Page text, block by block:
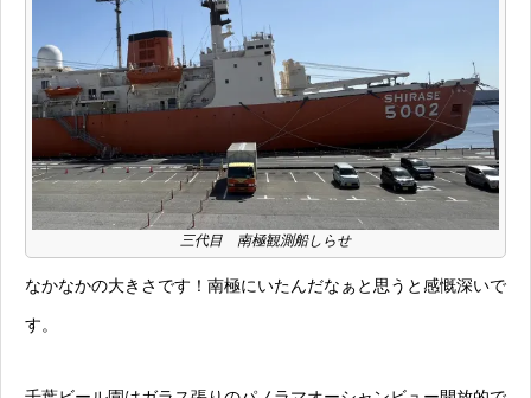
三代目 南極観測船しらせ
なかなかの大きさです！南極にいたんだなぁと思うと感慨深いで
す。